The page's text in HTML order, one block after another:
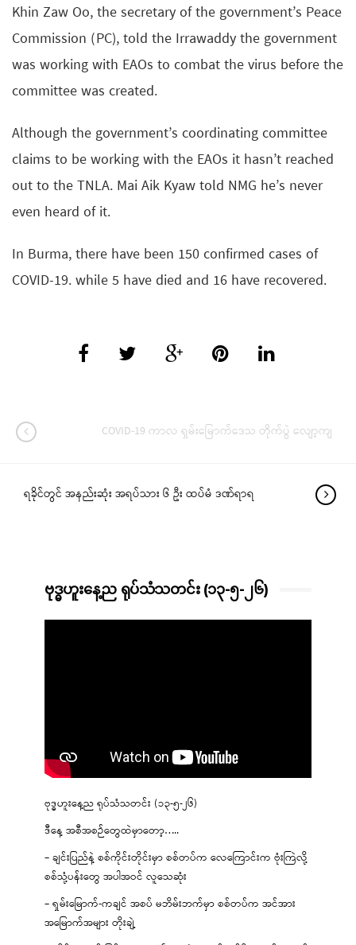
Khin Zaw Oo, the secretary of the government’s Peace
Commission (PC), told the Irrawaddy the government
was working with EAOs to combat the virus before the
committee was created.
Although the government’s coordinating committee
claims to be working with the EAOs it hasn’t reached
out to the TNLA. Mai Aik Kyaw told NMG he’s never
even heard of it.
In Burma, there have been 150 confirmed cases of
COVID-19. while 5 have died and 16 have recovered.
COVID-19 ကာလ ရှမ်းမြောက်ဒေသ တိုက်ပွဲ လျော့ကျ
ရခိုင်တွင် အနည်းဆုံး အရပ်သား ၆ ဦး ထပ်မံ ဒဏ်ရာရ
ဗုဒ္ဓဟူးနေ့ည ရုပ်သံသတင်း (၁၃-၅-၂၆)
ဗုဒ္ဓဟူးနေ့ည ရုပ်သံသတင်း (၁၃-၅-၂၆)
ဒီနေ့ အစီအစဉ်တွေထဲမှာတော့…..
– ချင်းပြည်နဲ့ စစ်ကိုင်းတိုင်းမှာ စစ်တပ်က လေကြောင်းက ဗုံးကြဲလို့
စစ်သုံ့ပန်းတွေ အပါအဝင် လူသေဆုံး
– ရှမ်းမြောက်-ကချင် အစပ် မဘိမ်းဘက်မှာ စစ်တပ်က အင်အား
အမြောက်အများ တိုးချဲ့